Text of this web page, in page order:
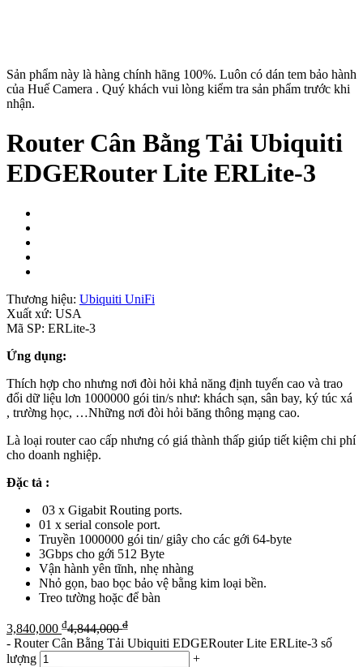
Sản phẩm này là hàng chính hãng 100%. Luôn có dán tem bảo hành
của Huế Camera . Quý khách vui lòng kiểm tra sản phẩm trước khi
nhận.
Router Cân Bằng Tải Ubiquiti
EDGERouter Lite ERLite-3
Thương hiệu: Ubiquiti UniFi
Xuất xứ: USA
Mã SP: ERLite-3
Ứng dụng:
Thích hợp cho nhưng nơi đòi hỏi khả năng định tuyến cao và trao
đổi dữ liệu lơn 1000000 gói tin/s như: khách sạn, sân bay, ký túc xá
, trường học, …Những nơi đòi hỏi băng thông mạng cao.
Là loại router cao cấp nhưng có giá thành thấp giúp tiết kiệm chi phí
cho doanh nghiệp.
Đặc tả :
03 x Gigabit Routing ports.
01 x serial console port.
Truyền 1000000 gói tin/ giây cho các gới 64-byte
3Gbps cho gới 512 Byte
Vận hành yên tĩnh, nhẹ nhàng
Nhỏ gọn, bao bọc bảo vệ bằng kim loại bền.
Treo tường hoặc để bàn
3,840,000 ₫4,844,000₫
- Router Cân Bằng Tải Ubiquiti EDGERouter Lite ERLite-3 số
lượng
+